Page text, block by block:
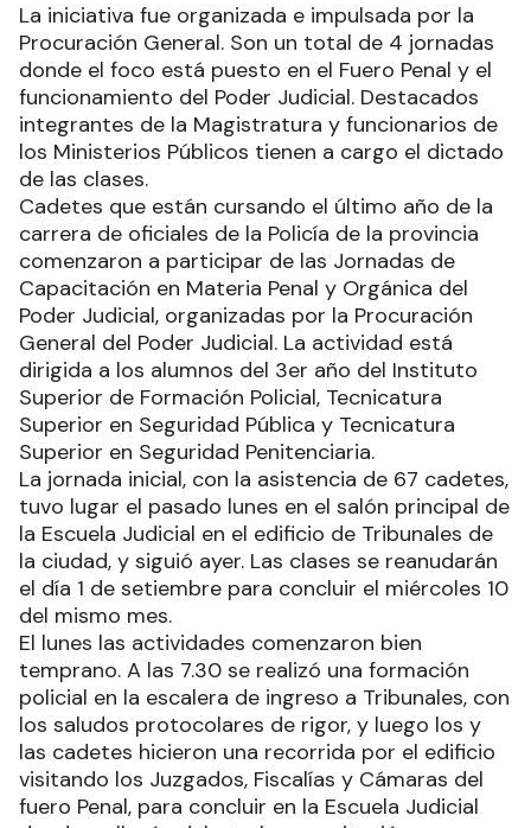
La iniciativa fue organizada e impulsada por la
Procuración General. Son un total de 4 jornadas
donde el foco está puesto en el Fuero Penal y el
funcionamiento del Poder Judicial. Destacados
integrantes de la Magistratura y funcionarios de
los Ministerios Públicos tienen a cargo el dictado
de las clases.
Cadetes que están cursando el último año de la
carrera de oficiales de la Policía de la provincia
comenzaron a participar de las Jornadas de
Capacitación en Materia Penal y Orgánica del
Poder Judicial, organizadas por la Procuración
General del Poder Judicial. La actividad está
dirigida a los alumnos del 3er año del Instituto
Superior de Formación Policial, Tecnicatura
Superior en Seguridad Pública y Tecnicatura
Superior en Seguridad Penitenciaria.
La jornada inicial, con la asistencia de 67 cadetes,
tuvo lugar el pasado lunes en el salón principal de
la Escuela Judicial en el edificio de Tribunales de
la ciudad, y siguió ayer. Las clases se reanudarán
el día 1 de setiembre para concluir el miércoles 10
del mismo mes.
El lunes las actividades comenzaron bien
temprano. A las 7.30 se realizó una formación
policial en la escalera de ingreso a Tribunales, con
los saludos protocolares de rigor, y luego los y
las cadetes hicieron una recorrida por el edificio
visitando los Juzgados, Fiscalías y Cámaras del
fuero Penal, para concluir en la Escuela Judicial